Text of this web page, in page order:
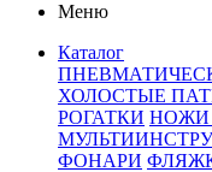
Меню
Каталог
ХОЛОСТЫЕ
РОГАТКИ НОЖИ
ФОНАРИ